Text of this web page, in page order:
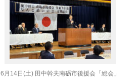
6月14日(土) 田中幹夫南砺市後援会「総会」